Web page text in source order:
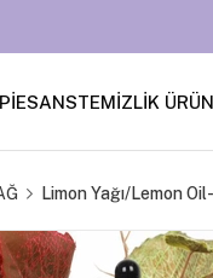
ESANSTEMİZLİK
Limon Yağı/Lemon